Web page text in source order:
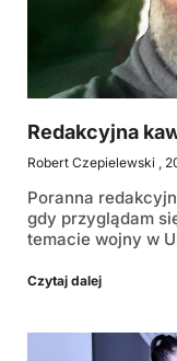
Redakcyjna
Robert Czepielewski
Poranna
gdy przyglądam
temacie wojny w
Czytaj dalej